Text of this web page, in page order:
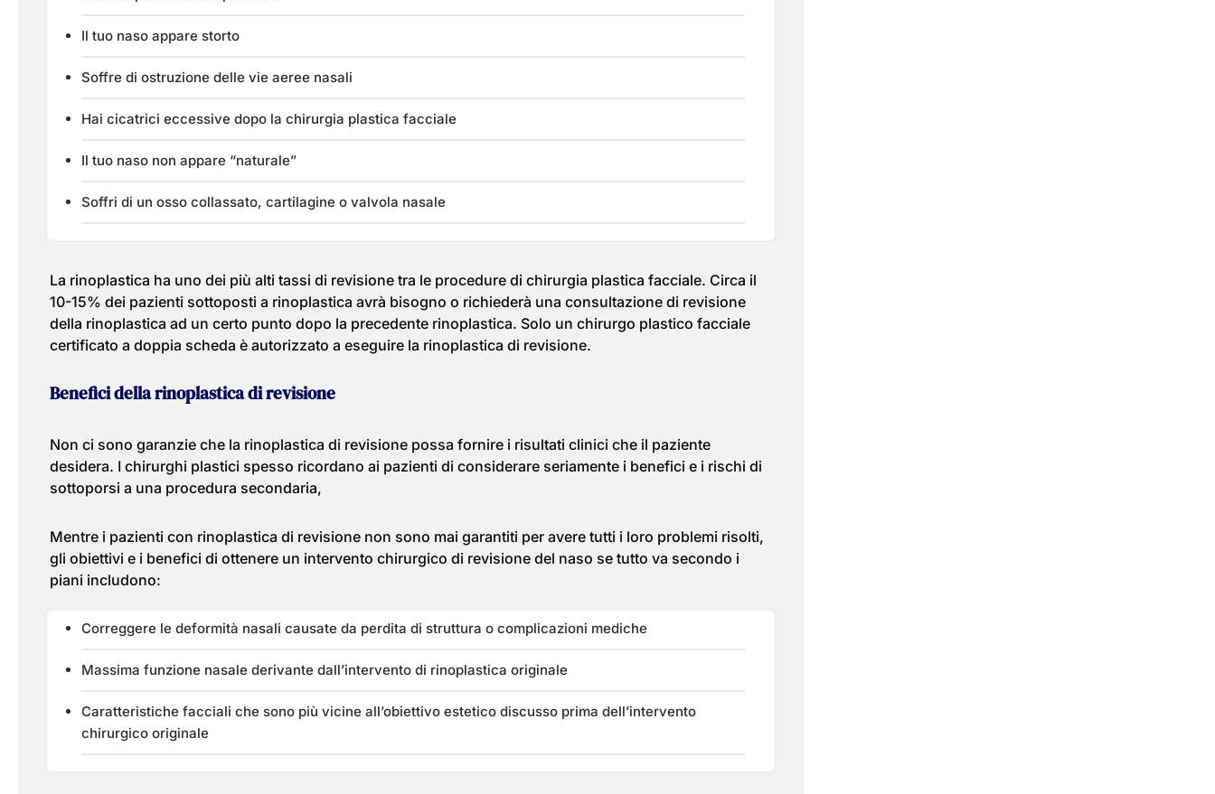
Il tuo naso appare storto
Soffre di ostruzione delle vie aeree nasali
Hai cicatrici eccessive dopo la chirurgia plastica facciale
Il tuo naso non appare “naturale”
Soffri di un osso collassato, cartilagine o valvola nasale
La rinoplastica ha uno dei più alti tassi di revisione tra le procedure di chirurgia plastica facciale. Circa il
10-15% dei pazienti sottoposti a rinoplastica avrà bisogno o richiederà una consultazione di revisione
della rinoplastica ad un certo punto dopo la precedente rinoplastica. Solo un chirurgo plastico facciale
certificato a doppia scheda è autorizzato a eseguire la rinoplastica di revisione.
Benefici della rinoplastica di revisione
Non ci sono garanzie che la rinoplastica di revisione possa fornire i risultati clinici che il paziente
desidera. I chirurghi plastici spesso ricordano ai pazienti di considerare seriamente i benefici e i rischi di
sottoporsi a una procedura secondaria,
Mentre i pazienti con rinoplastica di revisione non sono mai garantiti per avere tutti i loro problemi risolti,
gli obiettivi e i benefici di ottenere un intervento chirurgico di revisione del naso se tutto va secondo i
piani includono:
Correggere le deformità nasali causate da perdita di struttura o complicazioni mediche
Massima funzione nasale derivante dall’intervento di rinoplastica originale
Caratteristiche facciali che sono più vicine all’obiettivo estetico discusso prima dell’intervento
chirurgico originale